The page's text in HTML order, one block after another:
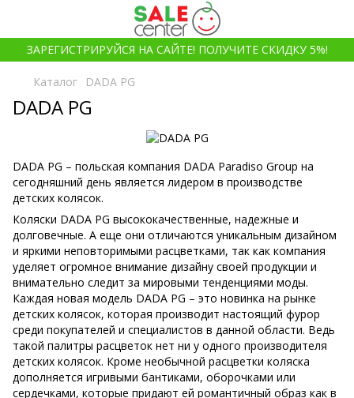
ЗАРЕГИСТРИРУЙСЯ НА САЙТЕ! ПОЛУЧИТЕ СКИДКУ 5%!
Каталог DADA PG
DADA PG
DADA PG – польская компания DADA Paradiso Group на
сегодняшний день является лидером в производстве
детских колясок.
Коляски DADA PG высококачественные, надежные и
долговечные. А еще они отличаются уникальным дизайном
и яркими неповторимыми расцветками, так как компания
уделяет огромное внимание дизайну своей продукции и
внимательно следит за мировыми тенденциями моды.
Каждая новая модель DADA PG – это новинка на рынке
детских колясок, которая производит настоящий фурор
среди покупателей и специалистов в данной области. Ведь
такой палитры расцветок нет ни у одного производителя
детских колясок. Кроме необычной расцветки коляска
дополняется игривыми бантиками, оборочками или
сердечками, которые придают ей романтичный образ как в